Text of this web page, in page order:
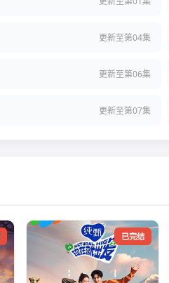
更新至第04集
更新至第06集
更新至第07集
已完结